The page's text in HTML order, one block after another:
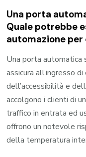
Una porta
Quale potrebbe
automazione per
Una porta
assicura all’ingresso
dell’accessibilità e
accolgono i clienti di
traffico in entrata ed
offrono un notevole
della temperatura